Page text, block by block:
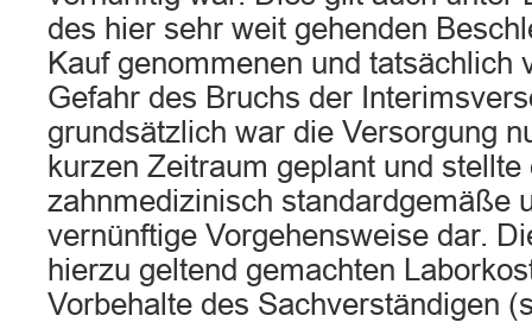
des hier sehr weit gehenden
Kauf genommenen und tatsächlich
Gefahr des Bruchs der
grundsätzlich war die Versorgung
kurzen Zeitraum geplant und
zahnmedizinisch standardgemäße
vernünftige Vorgehensweise dar.
hierzu geltend gemachten
Vorbehalte des Sachverständigen